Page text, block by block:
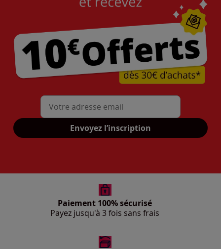
Mon adresse mail
Envoyez l’inscription
Paiement 100% sécurisé
Payez jusqu'à 3 fois sans frais